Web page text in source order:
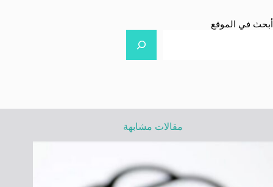
أبحث في الموقع
مقالات مشابهة